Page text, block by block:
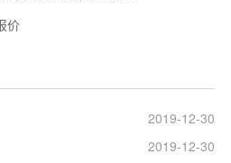
价
2019-12-30
2019-12-30